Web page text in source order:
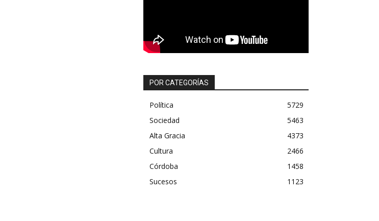
POR CATEGORÍAS
Política
5729
Sociedad
5463
Alta Gracia
4373
Cultura
2466
Córdoba
1458
Sucesos
1123